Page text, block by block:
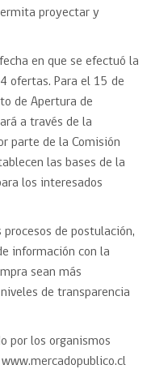
proyectar y
en que se efectuó la
ofertas. Para el 15 de
de Apertura de
a través de la
parte de la Comisión
las bases de la
los interesados
de postulación,
información con la
sean más
de transparencia
por los organismos